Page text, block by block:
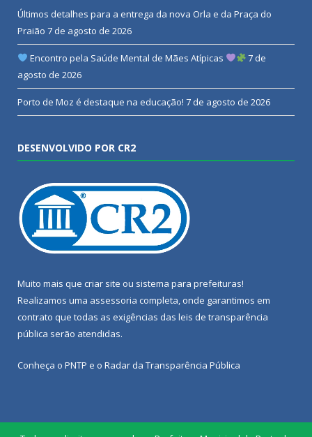
Últimos detalhes para a entrega da nova Orla e da Praça do
Praião 7 de agosto de 2026
Encontro pela Saúde Mental de Mães Atípicas
7 de
agosto de 2026
Porto de Moz é destaque na educação! 7 de agosto de 2026
DESENVOLVIDO POR CR2
Muito mais que criar site ou sistema para prefeituras!
Realizamos uma assessoria completa, onde garantimos em
contrato que todas as exigências das leis de transparência
pública serão atendidas.
Conheça o PNTP e o Radar da Transparência Pública